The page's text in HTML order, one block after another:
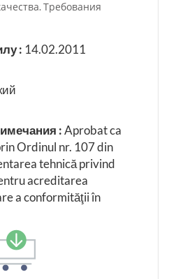
Требования
: 14.02.2011
:Aprobat ca
Ordinul nr. 107 din
tehnică privind
acreditarea
a conformităţii în